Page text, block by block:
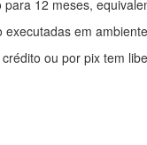
para 12 meses,
executadas em
ou por pix tem